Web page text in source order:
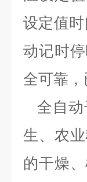
设定值
动记时
全可靠，
全自
生、农
的干燥